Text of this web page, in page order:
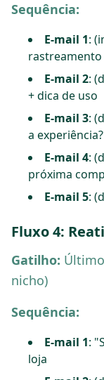
Sequência:
E-mail 1:
rastreamento
E-mail 2:
+ dica de uso
E-mail 3:
a
E-mail 4:
próxima
E-mail 5:
Fluxo 4:
Gatilho:
nicho)
Sequência:
E-mail 1:
loja